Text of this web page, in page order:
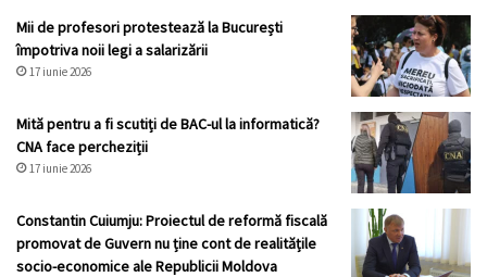
Mii de profesori protestează la București
împotriva noii legi a salarizării
17 iunie 2026
Mită pentru a fi scutiți de BAC-ul la informatică?
CNA face percheziții
17 iunie 2026
Constantin Cuiumju: Proiectul de reformă fiscală
promovat de Guvern nu ține cont de realitățile
socio-economice ale Republicii Moldova